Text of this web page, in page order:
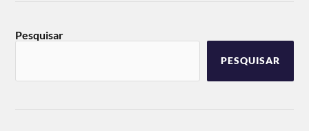
Pesquisar
PESQUISAR